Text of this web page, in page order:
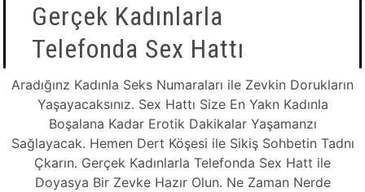
Gerçek Kadınlarla
Telefonda Sex Hattı
Aradığınz Kadınla Seks Numaraları ile Zevkin Dorukların
Yaşayacaksınız. Sex Hattı Size En Yakn Kadınla
Boşalana Kadar Erotik Dakikalar Yaşamanzı
Sağlayacak. Hemen Dert Köşesi ile Sikiş Sohbetin Tadnı
Çkarın. Gerçek Kadınlarla Telefonda Sex Hatt ile
Doyasya Bir Zevke Hazır Olun. Ne Zaman Nerde